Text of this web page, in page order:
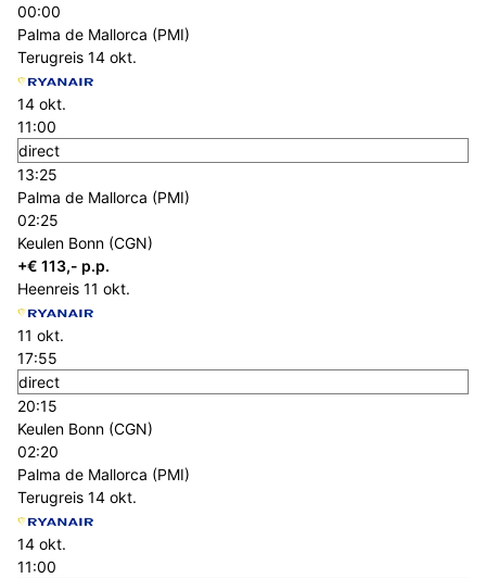
00:00
Palma de Mallorca (PMI)
Terugreis 14 okt.
14 okt.
11:00
direct
13:25
Palma de Mallorca (PMI)
02:25
Keulen Bonn (CGN)
+€ 113,- p.p.
Heenreis 11 okt.
11 okt.
17:55
direct
20:15
Keulen Bonn (CGN)
02:20
Palma de Mallorca (PMI)
Terugreis 14 okt.
14 okt.
11:00